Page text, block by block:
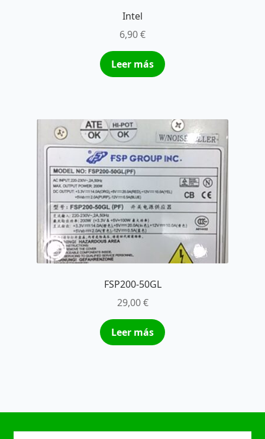
Intel
6,90€
Leer más
FSP200-50GL
29,00€
Leer más